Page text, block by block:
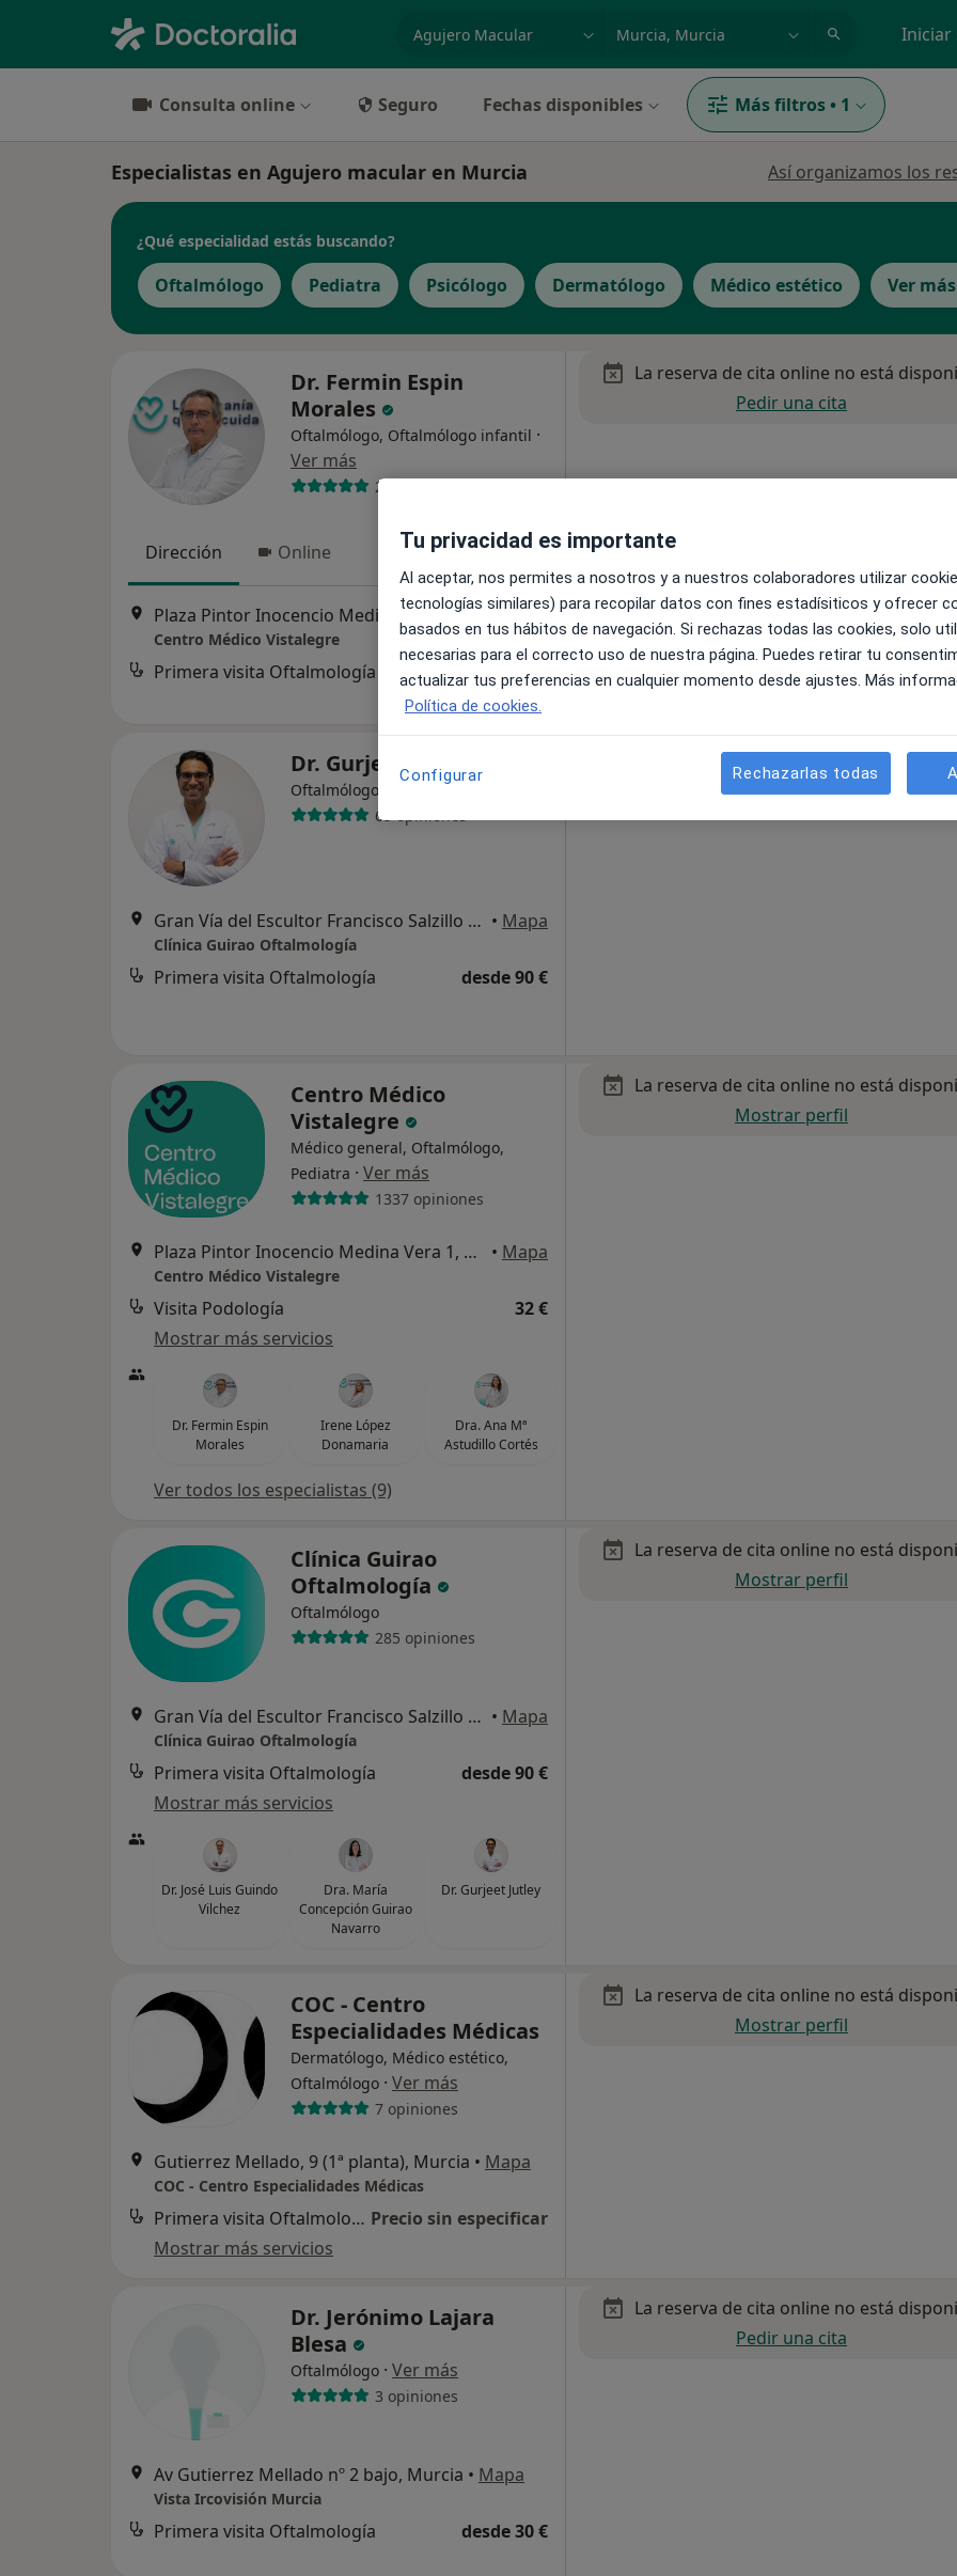
Iniciar
Consulta online Seguro Fechas disponibles Más filtros • 1
Especialistas en Agujero macular en Murcia Así organizamos los
¿Qué especialidad estás buscando?
Oftalmólogo Pediatra Psicólogo Dermatólogo Médico estético Ver más
Dr. Fermin Espin
Morales
Oftalmólogo, Oftalmólogo infantil ·
Ver más
206 opiniones
Dirección Online
Plaza Pintor Inocencio Medina Vera 1, Murcia • Mapa
Centro Médico Vistalegre
Primera visita Oftalmología 100 €
La reserva de cita online no está
Pedir una cita
Dr. Gurjeet Jutley
Oftalmólogo Ver más
65 opiniones
Gran Vía del Escultor Francisco Salzillo 11, Murcia • Mapa
Clínica Guirao Oftalmología
Primera visita Oftalmología desde 90 €
La reserva de cita online no está
Pedir una cita
Centro Médico
Vistalegre
Médico general, Oftalmólogo,
Pediatra · Ver más
1337 opiniones
Plaza Pintor Inocencio Medina Vera 1, Murcia • Mapa
Centro Médico Vistalegre
Visita Podología
32 €
Mostrar más servicios
Dr. Fermin Espin
Morales
Irene López
Donamaria
Dra. Ana Mª
Astudillo Cortés
Ver todos los especialistas (9)
La reserva de cita online no está
Mostrar perfil
Clínica Guirao
Oftalmología
Oftalmólogo
285 opiniones
Gran Vía del Escultor Francisco Salzillo 11, Murcia • Mapa
Clínica Guirao Oftalmología
Primera visita Oftalmología
desde 90 €
Mostrar más servicios
Dr. José Luis Guindo
Vilchez
Dra. María
Concepción Guirao
Navarro
Dr. Gurjeet Jutley
La reserva de cita online no está
Mostrar perfil
COC - Centro
Especialidades Médicas
Dermatólogo, Médico estético,
Oftalmólogo · Ver más
7 opiniones
Gutierrez Mellado, 9 (1ª planta), Murcia • Mapa
COC - Centro Especialidades Médicas
Primera visita Oftalmología Precio sin especificar
Mostrar más servicios
La reserva de cita online no está
Mostrar perfil
Dr. Jerónimo Lajara
Blesa
Oftalmólogo · Ver más
3 opiniones
Av Gutierrez Mellado nº 2 bajo, Murcia • Mapa
Vista Ircovisión Murcia
Primera visita Oftalmología desde 30 €
La reserva de cita online no está
Pedir una cita
Tu privacidad es importante
Al aceptar, nos permites a nosotros y a nuestros colaboradores utilizar
tecnologías similares) para recopilar datos con fines estadísiticos y ofrecer
basados en tus hábitos de navegación. Si rechazas todas las cookies, solo
necesarias para el correcto uso de nuestra página. Puedes retirar tu
actualizar tus preferencias en cualquier momento desde ajustes. Más
Política de cookies.
Configurar Rechazarlas todas